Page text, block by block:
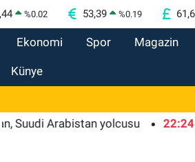
%0.02 53,39 %0.19
Ekonomi Spor Magazin
Künye
Arabistan yolcusu 22:24